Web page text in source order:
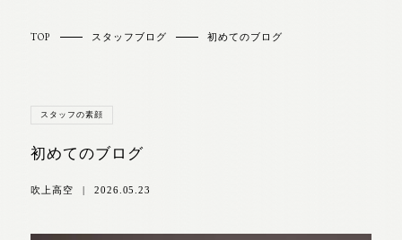
TOP スタッフブログ 初めてのブログ
スタッフの素顔
初めてのブログ
吹上高空 | 2026.05.23